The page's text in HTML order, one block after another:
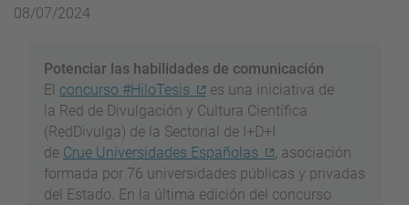
08/07/2024
Potenciar las habilidades de comunicación
El concurso #HiloTesis
es una iniciativa de
la Red de Divulgación y Cultura Científica
(RedDivulga) de la Sectorial de I+D+I
de Crue Universidades Españolas
, asociación
formada por 76 universidades públicas y privadas
del Estado. En la última edición del concurso